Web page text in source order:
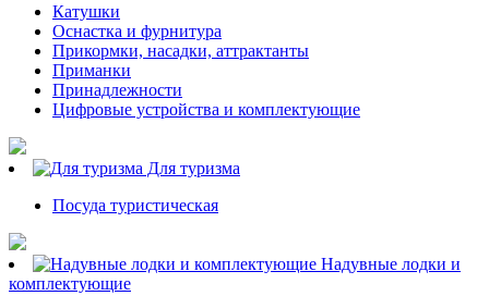
Катушки
Оснастка и фурнитура
Прикормки, насадки, аттрактанты
Приманки
Принадлежности
Цифровые устройства и комплектующие
Для туризма
Посуда туристическая
Надувные лодки и
комплектующие